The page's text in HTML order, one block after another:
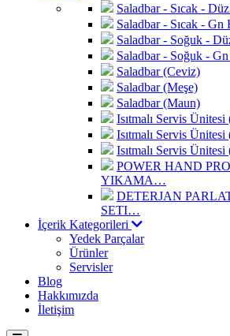
Saladbar - Sıcak -
Saladbar - Sıcak - Gn
Saladbar - Soğuk -
Saladbar - Soğuk -
Saladbar (Ceviz)
Saladbar (Meşe)
Saladbar (Maun)
Isıtmalı Servis
Isıtmalı Servis
Isıtmalı Servis
POWER HAND
YIKAMA…
DETERJAN
SETI…
İçerik Kategorileri
Yedek Parçalar
Ürünler
Servisler
Blog
Hakkımızda
İletişim